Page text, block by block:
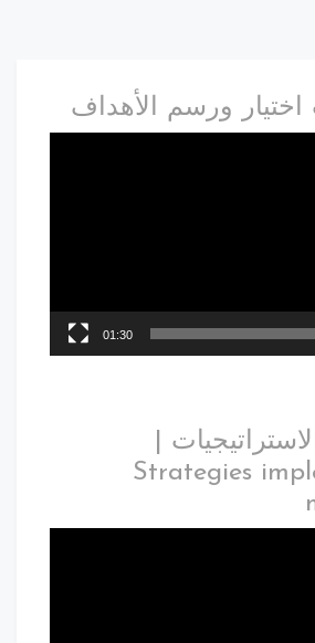
اختيار ورسم الأهداف
01:30
|
Strategies